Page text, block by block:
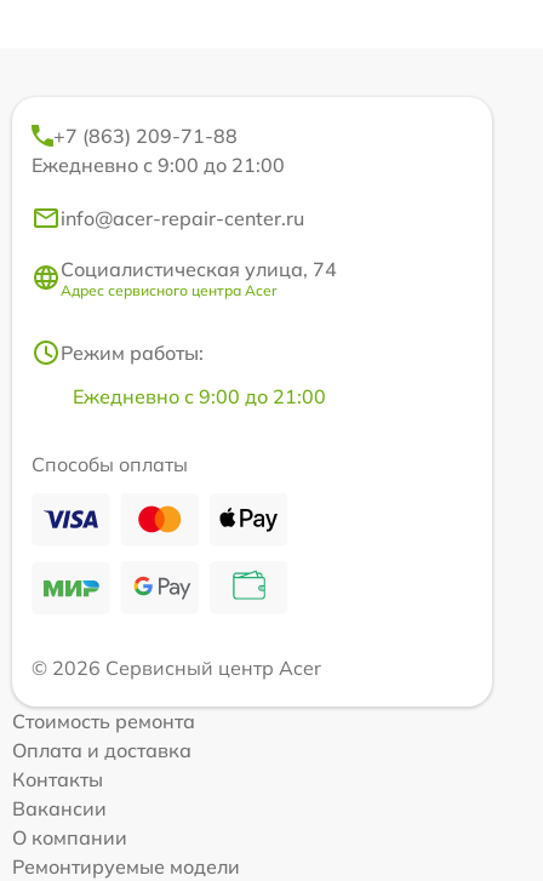
+7 (863) 209-71-88
Ежедневно с 9:00 до 21:00
info@acer-repair-center.ru
Социалистическая улица, 74
Адрес сервисного центра Acer
Режим работы:
Ежедневно с 9:00 до 21:00
Способы оплаты
© 2026 Сервисный центр Acer
Стоимость ремонта
Оплата и доставка
Контакты
Вакансии
О компании
Ремонтируемые модели